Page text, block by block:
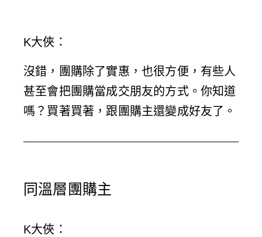
K大俠 ：
沒錯，團購除了實惠，也很方便，有些人
甚至會把團購當成交朋友的方式。你知道
嗎？買著買著，跟團購主還變成好友了。
同溫層團購主
K大俠 ：